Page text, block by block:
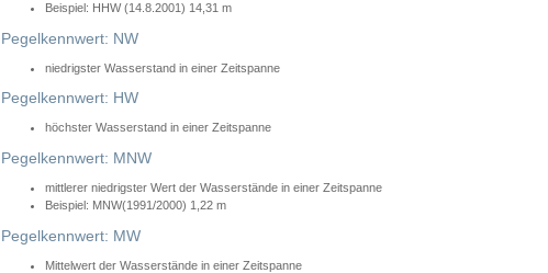
Beispiel: HHW (14.8.2001) 14,31 m
Pegelkennwert: NW
niedrigster Wasserstand in einer Zeitspanne
Pegelkennwert: HW
höchster Wasserstand in einer Zeitspanne
Pegelkennwert: MNW
mittlerer niedrigster Wert der Wasserstände in einer Zeitspanne
Beispiel: MNW(1991/2000) 1,22 m
Pegelkennwert: MW
Mittelwert der Wasserstände in einer Zeitspanne